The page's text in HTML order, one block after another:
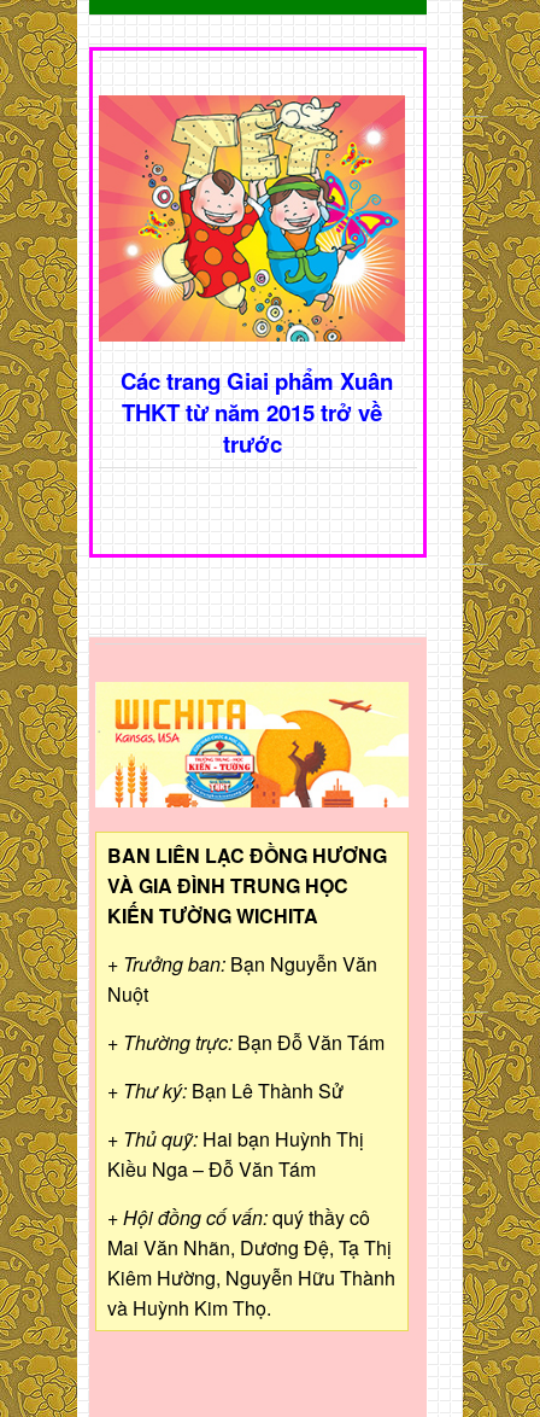
Các trang Giai phẩm Xuân
THKT từ năm 2015 trở về
trước
BAN LIÊN LẠC ĐỒNG HƯƠNG
VÀ GIA ĐÌNH TRUNG HỌC
KIẾN TƯỜNG WICHITA
+ Trưởng ban: Bạn Nguyễn Văn
Nuột
+ Thường trực: Bạn Đỗ Văn Tám
+ Thư ký: Bạn Lê Thành Sử
+ Thủ quỹ: Hai bạn Huỳnh Thị
Kiều Nga – Đỗ Văn Tám
+ Hội đồng cố vấn:quý thầy cô
Mai Văn Nhãn, Dương Đệ, Tạ Thị
Kiêm Hường, Nguyễn Hữu Thành
và Huỳnh Kim Thọ.